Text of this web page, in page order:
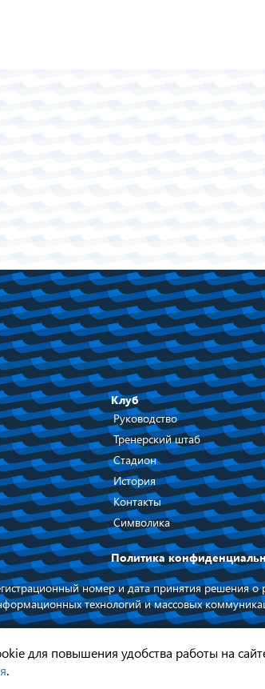
Клуб
Руководство
Тренерский штаб
Стадион
История
Контакты
Символика
Политика
номер и дата принятия
технологий и массовых
для повышения удобства работы на
.